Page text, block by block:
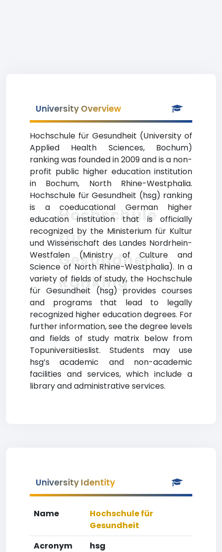
University Overview
Hochschule für Gesundheit (University of
Applied Health Sciences, Bochum)
ranking was founded in 2009 and is a non-
profit public higher education institution
in Bochum, North Rhine-Westphalia.
Hochschule für Gesundheit (hsg) ranking
is a coeducational German higher
education institution that is officially
recognized by the Ministerium für Kultur
und Wissenschaft des Landes Nordrhein-
Westfalen (Ministry of Culture and
Science of North Rhine-Westphalia). In a
variety of fields of study, the Hochschule
für Gesundheit (hsg) provides courses
and programs that lead to legally
recognized higher education degrees. For
further information, see the degree levels
and fields of study matrix below from
Topuniversitieslist. Students may use
hsg’s academic and non-academic
facilities and services, which include a
library and administrative services.
Hochschule
für
Gesundheit
Ranking
University Identity
Name
Hochschule für
Gesundheit
Acronym
hsg